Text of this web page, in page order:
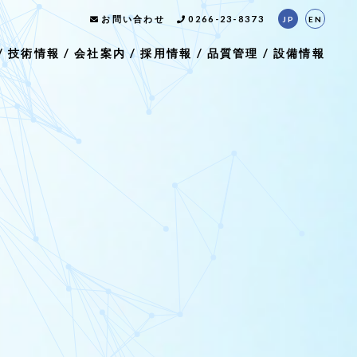
お問い合わせ 0266-23-8373 JP EN
技術情報 会社案内 採用情報 品質管理 設備情報